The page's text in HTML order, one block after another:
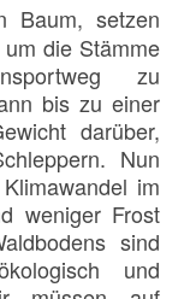
Baum, setzen
die Stämme
zu
bis zu einer
darüber,
Nun
im
weniger Frost
sind
und